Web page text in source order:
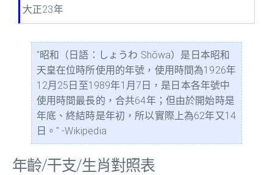
大正23年
"昭和（日語：しょうわ Shōwa）是日本昭和
天皇在位時所使用的年號，使用時間為1926年
12月25日至1989年1月7日，是日本各年號中
使用時間最長的，合共64年；但由於開始時是
年底、終結時是年初，所以實際上為62年又14
日。" -Wikipedia
年齡/干支/生肖對照表